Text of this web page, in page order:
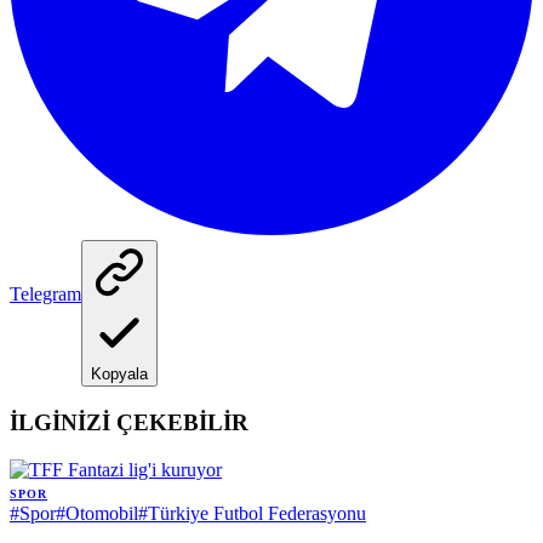
Telegram
Kopyala
İLGİNİZİ ÇEKEBİLİR
SPOR
#Spor#Otomobil#Türkiye Futbol Federasyonu